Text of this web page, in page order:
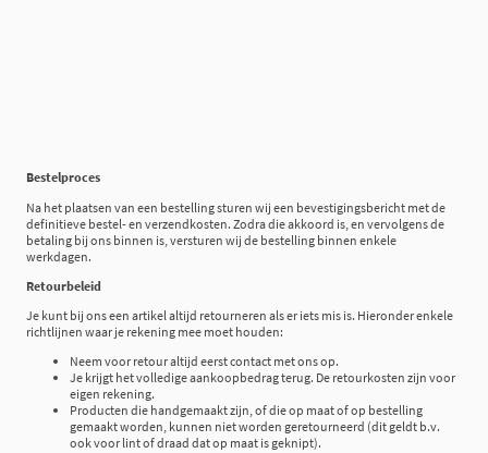
Bestelproces
Na het plaatsen van een bestelling sturen wij een bevestigingsbericht met de
definitieve bestel- en verzendkosten. Zodra die akkoord is, en vervolgens de
betaling bij ons binnen is, versturen wij de bestelling binnen enkele
werkdagen.
Retourbeleid
Je kunt bij ons een artikel altijd retourneren als er iets mis is. Hieronder enkele
richtlijnen waar je rekening mee moet houden:
Neem voor retour altijd eerst contact met ons op.
Je krijgt het volledige aankoopbedrag terug. De retourkosten zijn voor
eigen rekening.
Producten die handgemaakt zijn, of die op maat of op bestelling
gemaakt worden, kunnen niet worden geretourneerd (dit geldt b.v.
ook voor lint of draad dat op maat is geknipt).